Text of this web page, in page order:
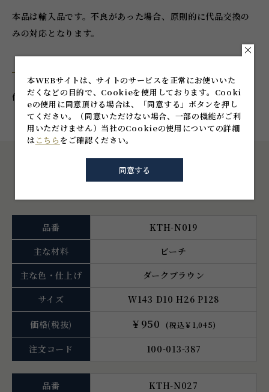
本品は輸入品です。不良があった場合、原則的に代品交換の
みの対応となります。
付属ねじ：タッピンねじ3×25
仕様一覧
品番
KTH-N019
主な材料
ビーチ
主な色・仕上げ
ダークブラウン
サイズ
W143 D10 H26 P128
価格(税抜) ￥950 (税込￥1,045)
注文コード 100-013-387
品番
KTH-N027
本WEBサイトは、サイトのサービスを正常にお使いいた
だくなどの目的で、Cookieを使用しております。 Cooki
eの使用に同意頂ける場合は、「同意する」ボタンを押し
てください。
（同意いただけない場合、一部の機能がご利
用いただけません） 当社のCookieの使用についての詳細
は こちら をご確認ください。
同意する